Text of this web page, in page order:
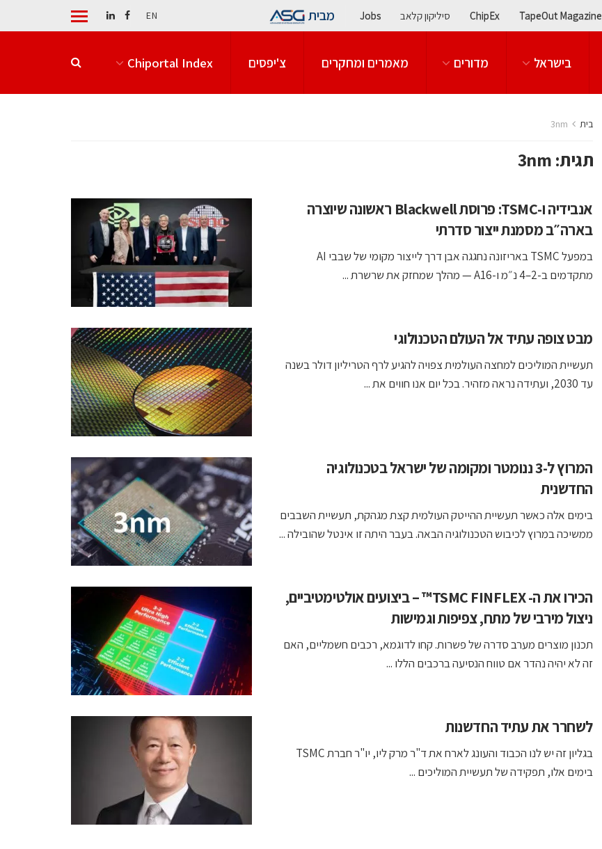
TapeOut Magazine
ChipEx סיליקון קלאב Jobs מבית EN
בישראל מדורים מאמרים ומחקרים צ'יפסים Chiportal Index
בית 3nm
תגית: 3nm
אנבידיה ו-TSMC: פרוסת Blackwell ראשונה שיוצרה
בארה״ב מסמנת ייצור סדרתי
במפעל TSMC באריזונה נחגגה אבן דרך לייצור מקומי של שבבי AI
מתקדמים ב-2–4 נ״מ ו-A16 — מהלך שמחזק את שרשרת ...
מבט צופה עתיד אל העולם הטכנולוגי
תעשיית המוליכים למחצה העולמית צפויה להגיע לרף הטריליון דולר בשנה
עד 2030, ועתידה נראה מזהיר. בכל יום אנו חווים את ...
המרוץ ל-3 ננומטר ומקומה של ישראל בטכנולוגיה
החדשנית
בימים אלה כאשר תעשיית ההייטק העולמית קצת מגהקת, תעשיית השבבים
ממשיכה במרוץ לכיבוש הטכנולוגיה הבאה. בעבר היתה זו אינטל שהובילה ...
הכירו את ה- TSMC FINFLEX™ – ביצועים אולטימטיביים,
ניצול מירבי של מתח, צפיפות וגמישות
תכנון מוצרים מערב סדרה של פשרות. קחו לדוגמא, רכבים חשמליים, האם
זה לא יהיה נהדר אם טווח הנסיעה ברכבים הללו ...
לשחרר את עתיד החדשנות
בגליון זה יש לנו הכבוד והעונג לארח את ד"ר מרק ליו, יו"ר חברת TSMC
בימים אלו, תפקידה של תעשיית המוליכים ...